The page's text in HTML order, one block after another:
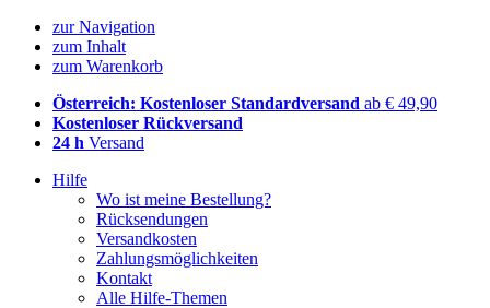
zur Navigation
zum Inhalt
zum Warenkorb
Österreich: Kostenloser Standardversand ab € 49,90
Kostenloser Rückversand
24 h Versand
Hilfe
Wo ist meine Bestellung?
Rücksendungen
Versandkosten
Zahlungsmöglichkeiten
Kontakt
Alle Hilfe-Themen